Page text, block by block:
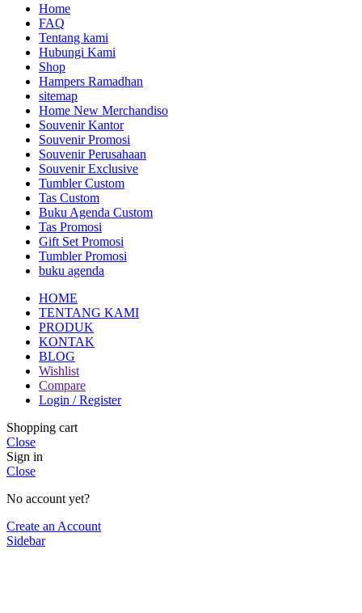
Home
FAQ
Tentang kami
Hubungi Kami
Shop
Hampers Ramadhan
sitemap
Home New Merchandiso
Souvenir Kantor
Souvenir Promosi
Souvenir Perusahaan
Souvenir Exclusive
Tumbler Custom
Tas Custom
Buku Agenda Custom
Tas Promosi
Gift Set Promosi
Tumbler Promosi
buku agenda
HOME
TENTANG KAMI
PRODUK
KONTAK
BLOG
Wishlist
Compare
Login / Register
Shopping cart
Close
Sign in
Close
No account yet?
Create an Account
Sidebar